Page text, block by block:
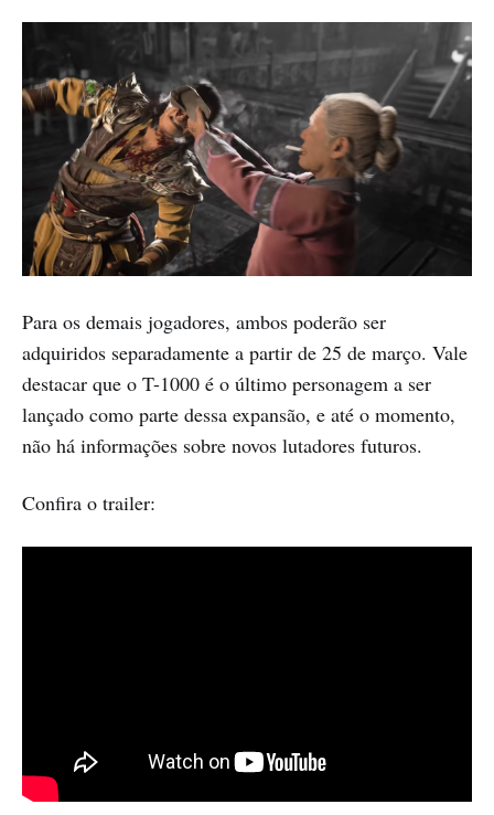
Para os demais jogadores, ambos poderão ser
adquiridos separadamente a partir de 25 de março. Vale
destacar que o T-1000 é o último personagem a ser
lançado como parte dessa expansão, e até o momento,
não há informações sobre novos lutadores futuros.
Confira o trailer: